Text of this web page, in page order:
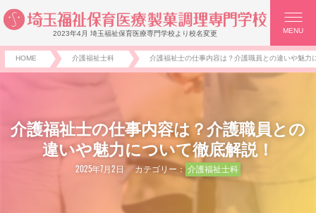
2023年4月 埼玉福祉保育医療専門学校より校名変更 MENU
HOME 介護福祉士科 介護福祉士の仕事内容は？介護職員との違いや魅力
介護福祉士の仕事内容は？介護職員との
違いや魅力について徹底解説！
2025年7月2日 カテゴリー： 介護福祉士科